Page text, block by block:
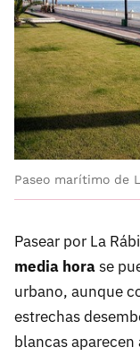
Paseo marítimo de
Pasear por La
media horase
urbano, aunque
estrechas
blancas